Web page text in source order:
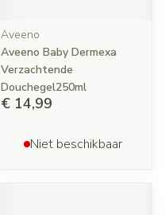
Aveeno
Aveeno Baby Dermexa
Verzachtende
Douchegel250ml
€ 14,99
Niet beschikbaar